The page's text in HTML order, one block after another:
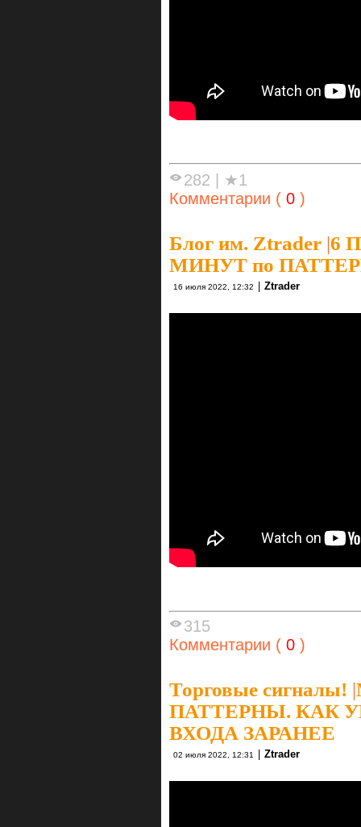
282
★1
Комментарии ( 0 )
Блог им. Ztrader |6
МИНУТ по
16 июля 2022, 12:32 Ztrader
315
Комментарии ( 0 )
Торговые сигналы! |
ПАТТЕРНЫ. КАК
ВХОДА ЗАРАНЕЕ
02 июля 2022, 12:31 Ztrader